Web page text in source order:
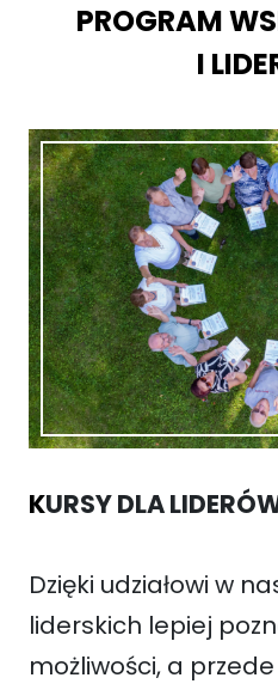
PROGRAM
I
KURSY DLA
Dzięki udziałowi w
liderskich lepiej
możliwości, a